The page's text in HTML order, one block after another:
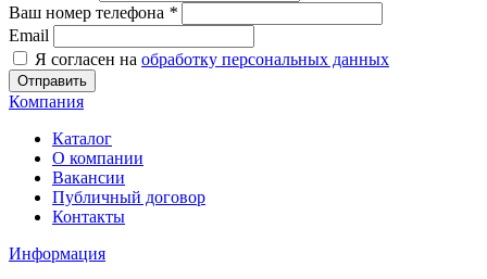
Ваш номер телефона *
Email
Я согласен на обработку персональных данных
Отправить
Компания
Каталог
О компании
Вакансии
Публичный договор
Контакты
Информация